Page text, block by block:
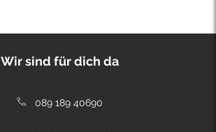
Wir sind für dich da
089 189 40690